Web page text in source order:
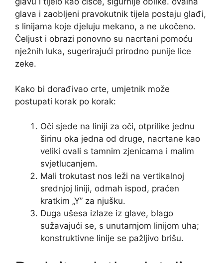
glava i zaobljeni pravokutnik tijela postaju glađi,
s linijama koje djeluju mekano, a ne ukočeno.
Čeljust i obrazi ponovno su nacrtani pomoću
nježnih luka, sugerirajući prirodno punije lice
zeke.
Kako bi dorađivao crte, umjetnik može
postupati korak po korak:
Oči sjede na liniji za oči, otprilike jednu
širinu oka jedna od druge, nacrtane kao
veliki ovali s tamnim zjenicama i malim
svjetlucanjem.
Mali trokutast nos leži na vertikalnoj
srednjoj liniji, odmah ispod, praćen
kratkim „Y” za njušku.
Duga ušesa izlaze iz glave, blago
sužavajući se, s unutarnjom linijom uha;
konstruktivne linije se pažljivo brišu.